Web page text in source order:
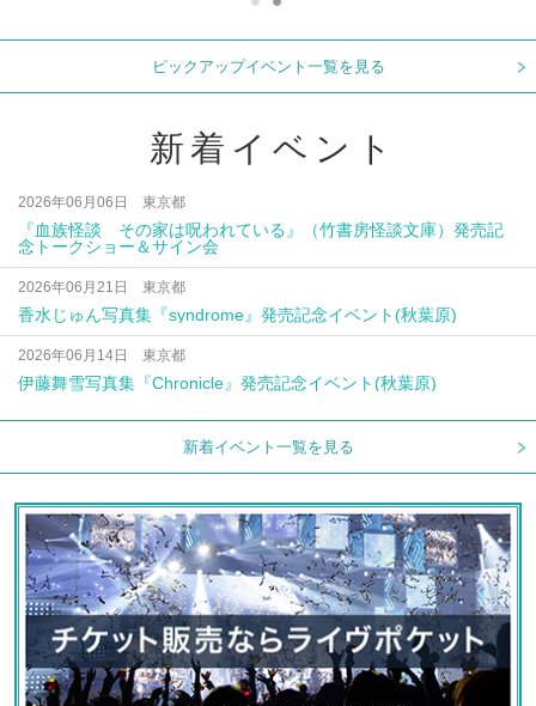
ピックアップイベント一覧を見る
新着イベント
2026年06月06日 東京都
『血族怪談 その家は呪われている』（竹書房怪談文庫）発売記
念トークショー＆サイン会
2026年06月21日 東京都
香水じゅん写真集『syndrome』発売記念イベント(秋葉原)
2026年06月14日 東京都
伊藤舞雪写真集『Chronicle』発売記念イベント(秋葉原)
新着イベント一覧を見る